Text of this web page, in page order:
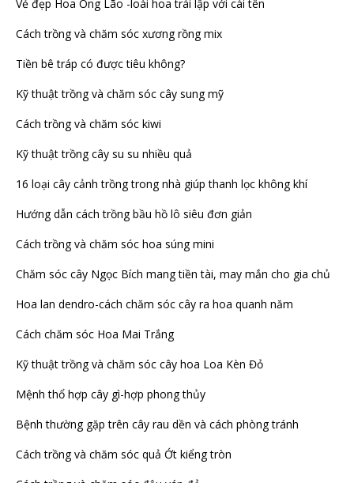
Vẻ đẹp Hoa Ông Lão -loài hoa trái lập với cái tên
Cách trồng và chăm sóc xương rồng mix
Tiền bê tráp có được tiêu không?
Kỹ thuật trồng và chăm sóc cây sung mỹ
Cách trồng và chăm sóc kiwi
Kỹ thuật trồng cây su su nhiều quả
16 loại cây cảnh trồng trong nhà giúp thanh lọc không khí
Hướng dẫn cách trồng bầu hồ lô siêu đơn giản
Cách trồng và chăm sóc hoa súng mini
Chăm sóc cây Ngọc Bích mang tiền tài, may mắn cho gia chủ
Hoa lan dendro-cách chăm sóc cây ra hoa quanh năm
Cách chăm sóc Hoa Mai Trắng
Kỹ thuật trồng và chăm sóc cây hoa Loa Kèn Đỏ
Mệnh thổ hợp cây gì-hợp phong thủy
Bệnh thường gặp trên cây rau dền và cách phòng tránh
Cách trồng và chăm sóc quả Ớt kiểng tròn